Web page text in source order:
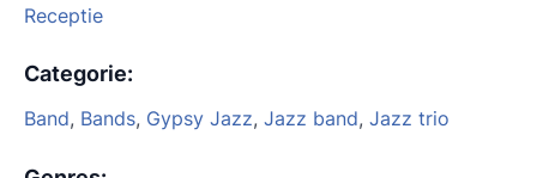
Receptie
Categorie:
Band, Bands, Gypsy Jazz, Jazz band, Jazz trio